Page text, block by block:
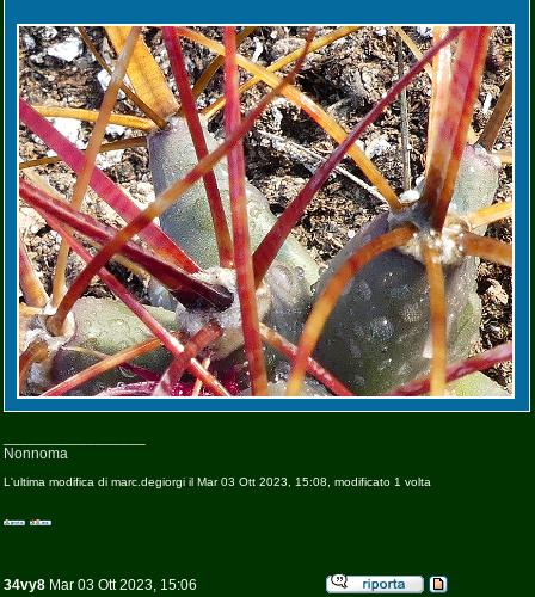
Nonnoma
L'ultima modifica di marc.degiorgi il Mar 03 Ott 2023, 15:08, modificato 1 volta
34vy8 Mar 03 Ott 2023, 15:06